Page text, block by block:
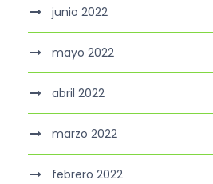
junio 2022
mayo 2022
abril 2022
marzo 2022
febrero 2022